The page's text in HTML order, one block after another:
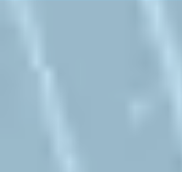
FORMAZIONE SCUOLA